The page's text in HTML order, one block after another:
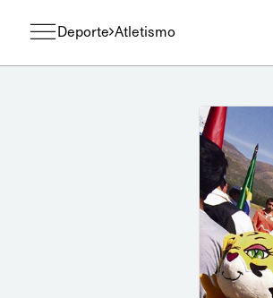
Deporte Atletismo